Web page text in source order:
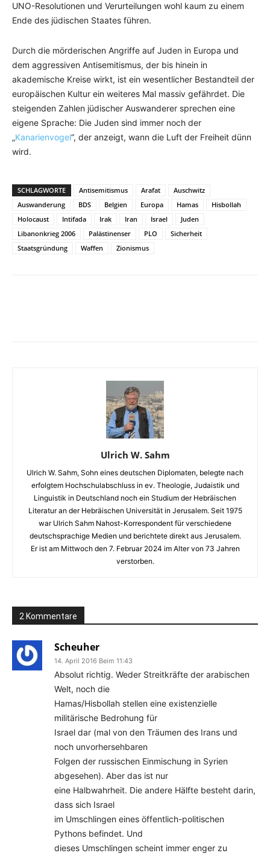
UNO-Resolutionen und Verurteilungen wohl kaum zu einem
Ende des jüdischen Staates führen.
Durch die mörderischen Angriffe auf Juden in Europa und
dem aggressiven Antisemitismus, der bis hinein in
akademische Kreise wirkt, ist ein wesentlicher Bestandteil der
europäischen Kultur ein weiteres Mal massiv gefährdet. Die
steigenden Zahlen jüdischer Auswanderer sprechen eine
eigene Sprache: Die Juden sind immer noch der
„Kanarienvogel“, der anzeigt, wann die Luft der Freiheit dünn
wird.
SCHLAGWORTE Antisemitismus Arafat
Auschwitz
Auswanderung
BDS Belgien Europa Hamas
Hisbollah
Holocaust
Intifada Irak Iran Israel
Juden
Libanonkrieg 2006
Palästinenser PLO
Sicherheit
Staatsgründung
Waffen Zionismus
Ulrich W. Sahm
Ulrich W. Sahm, Sohn eines deutschen Diplomaten, belegte nach
erfolgtem Hochschulabschluss in ev. Theologie, Judaistik und
Linguistik in Deutschland noch ein Studium der Hebräischen
Literatur an der Hebräischen Universität in Jerusalem. Seit 1975
war Ulrich Sahm Nahost-Korrespondent für verschiedene
deutschsprachige Medien und berichtete direkt aus Jerusalem.
Er ist am Mittwoch den 7. Februar 2024 im Alter von 73 Jahren
verstorben.
2 Kommentare
Scheuher
14. April 2016 Beim 11:43
Absolut richtig. Weder Streitkräfte der arabischen
Welt, noch die
Hamas/Hisbollah stellen eine existenzielle
militärische Bedrohung für
Israel dar (mal von den Träumen des Irans und
noch unvorhersehbaren
Folgen der russischen Einmischung in Syrien
abgesehen). Aber das ist nur
eine Halbwahrheit. Die andere Hälfte besteht darin,
dass sich Israel
im Umschlingen eines öffentlich-politischen
Pythons befindet. Und
dieses Umschlingen scheint immer enger zu